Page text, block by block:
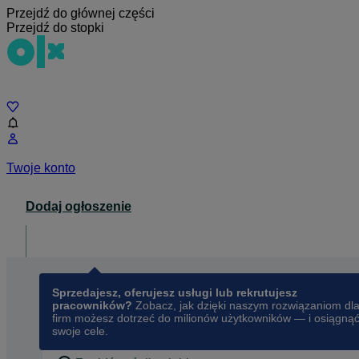
Przejdź do głównej części
Przejdź do stopki
Twoje konto
Dodaj ogłoszenie
Sprzedajesz, oferujesz usługi lub rekrutujesz
pracowników? Zobacz, jak dzięki naszym rozwiązaniom dla
firm możesz dotrzeć do milionów użytkowników — i osiągnąć
swoje cele.